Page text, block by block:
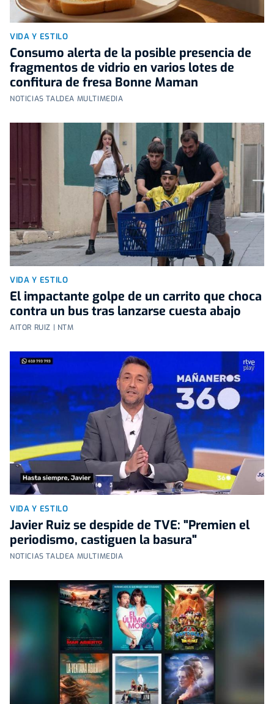
VIDA Y ESTILO
Consumo alerta de la posible presencia de
fragmentos de vidrio en varios lotes de
confitura de fresa Bonne Maman
NOTICIAS TALDEA MULTIMEDIA
VIDA Y ESTILO
El impactante golpe de un carrito que choca
contra un bus tras lanzarse cuesta abajo
AITOR RUIZ | NTM
VIDA Y ESTILO
Javier Ruiz se despide de TVE: "Premien el
periodismo, castiguen la basura"
NOTICIAS TALDEA MULTIMEDIA